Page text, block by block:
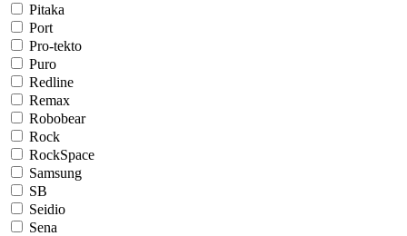
Pitaka
Port
Pro-tekto
Puro
Redline
Remax
Robobear
Rock
RockSpace
Samsung
SB
Seidio
Sena